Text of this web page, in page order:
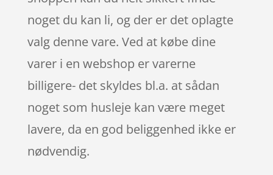
noget du kan li, og der er det oplagte
valg denne vare. Ved at købe dine
varer i en webshop er varerne
billigere- det skyldes bl.a. at sådan
noget som husleje kan være meget
lavere, da en god beliggenhed ikke er
nødvendig.